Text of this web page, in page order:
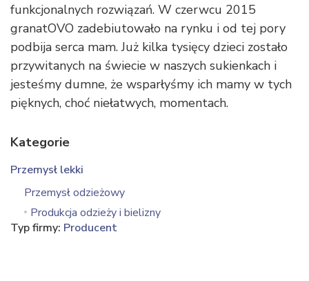
funkcjonalnych rozwiązań. W czerwcu 2015
granatOVO zadebiutowało na rynku i od tej pory
podbija serca mam. Już kilka tysięcy dzieci zostało
przywitanych na świecie w naszych sukienkach i
jesteśmy dumne, że wsparłyśmy ich mamy w tych
pięknych, choć niełatwych, momentach.
Kategorie
Przemysł lekki
Przemysł odzieżowy
Produkcja odzieży i bielizny
Typ firmy: Producent